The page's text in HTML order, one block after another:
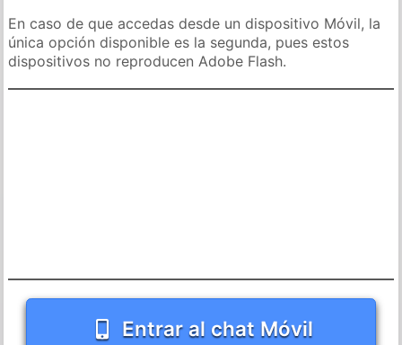
En caso de que accedas desde un dispositivo Móvil, la
única opción disponible es la segunda, pues estos
dispositivos no reproducen Adobe Flash.
Entrar al chat Móvil